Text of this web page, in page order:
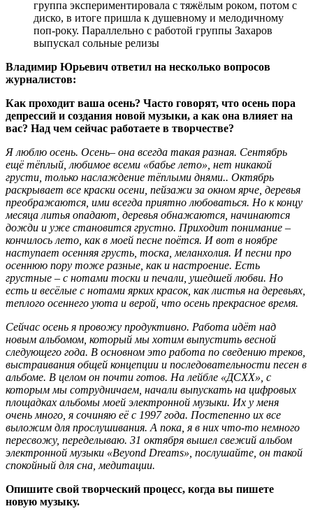
группа экспериментировала с тяжёлым роком, потом с
диско, в итоге пришла к душевному и мелодичному
поп-року. Параллельно с работой группы Захаров
выпускал сольные релизы
Владимир Юрьевич ответил на несколько вопросов
журналистов:
Как проходит ваша осень? Часто говорят, что осень пора
депрессий и создания новой музыки, а как она влияет на
вас? Над чем сейчас работаете в творчестве?
Я люблю осень. Осень– она всегда такая разная. Сентябрь
ещё тёплый, любимое всеми «бабье лето», нет никакой
грусти, только наслаждение тёплыми днями.. Октябрь
раскрывает все краски осени, пейзажи за окном ярче, деревья
преображаются, ими всегда приятно любоваться. Но к концу
месяца литья опадают, деревья обнажаются, начинаются
дожди и уже становится грустно. Приходит понимание –
кончилось лето, как в моей песне поётся. И вот в ноябре
наступает осенняя грусть, тоска, меланхолия. И песни про
осеннюю пору тоже разные, как и настроение. Есть
грустные – с нотами тоски и печали, ушедшей любви. Но
есть и весёлые с нотами ярких красок, как листья на деревьях,
теплого осеннего уюта и верой, что осень прекрасное время.
Сейчас осень я провожу продуктивно. Работа идёт над
новым альбомом, который мы хотим выпустить весной
следующего года. В основном это работа по сведению треков,
выстраивания общей концепции и последовательности песен в
альбоме. В целом он почти готов. На лейбле «ДСХХ», с
которым мы сотрудничаем, начали выпускать на цифровых
площадках альбомы моей электронной музыки. Их у меня
очень много, я сочиняю её с 1997 года. Постепенно их все
выложим для прослушивания. А пока, я в них что-то немного
пересвожу, переделываю. 31 октября вышел свежий альбом
электронной музыки «Beyond Dreams», послушайте, он такой
спокойный для сна, медитации.
Опишите свой творческий процесс, когда вы пишете
новую музыку.